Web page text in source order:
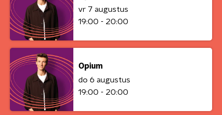
vr 7 augustus
19:00 - 20:00
Opium
do 6 augustus
19:00 - 20:00